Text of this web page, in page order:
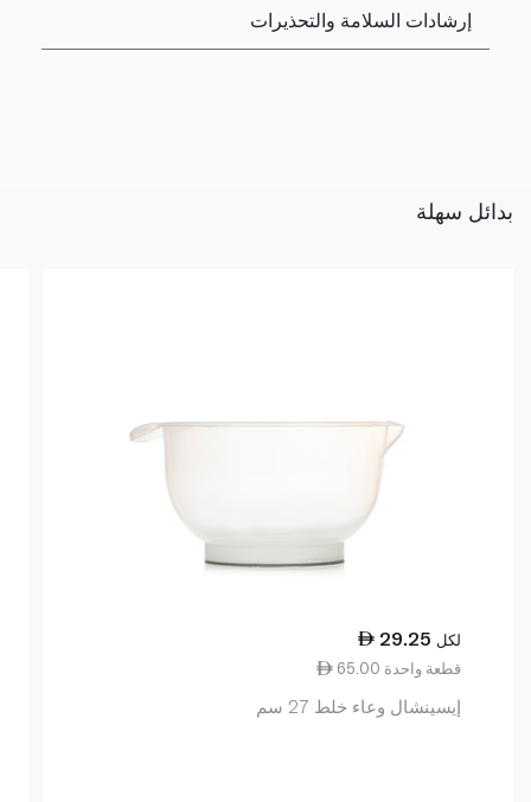
إرشادات السلامة والتحذيرات
بدائل سهلة
29.25 لكل
65.00 قطعة واحدة
إيسينشال وعاء خلط 27 سم